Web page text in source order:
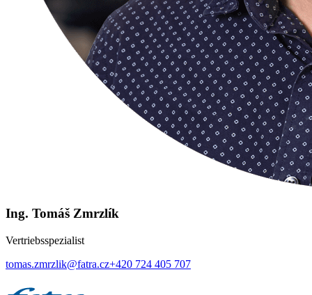
Ing. Tomáš Zmrzlík
Vertriebsspezialist
tomas.zmrzlik@fatra.cz+420 724 405 707